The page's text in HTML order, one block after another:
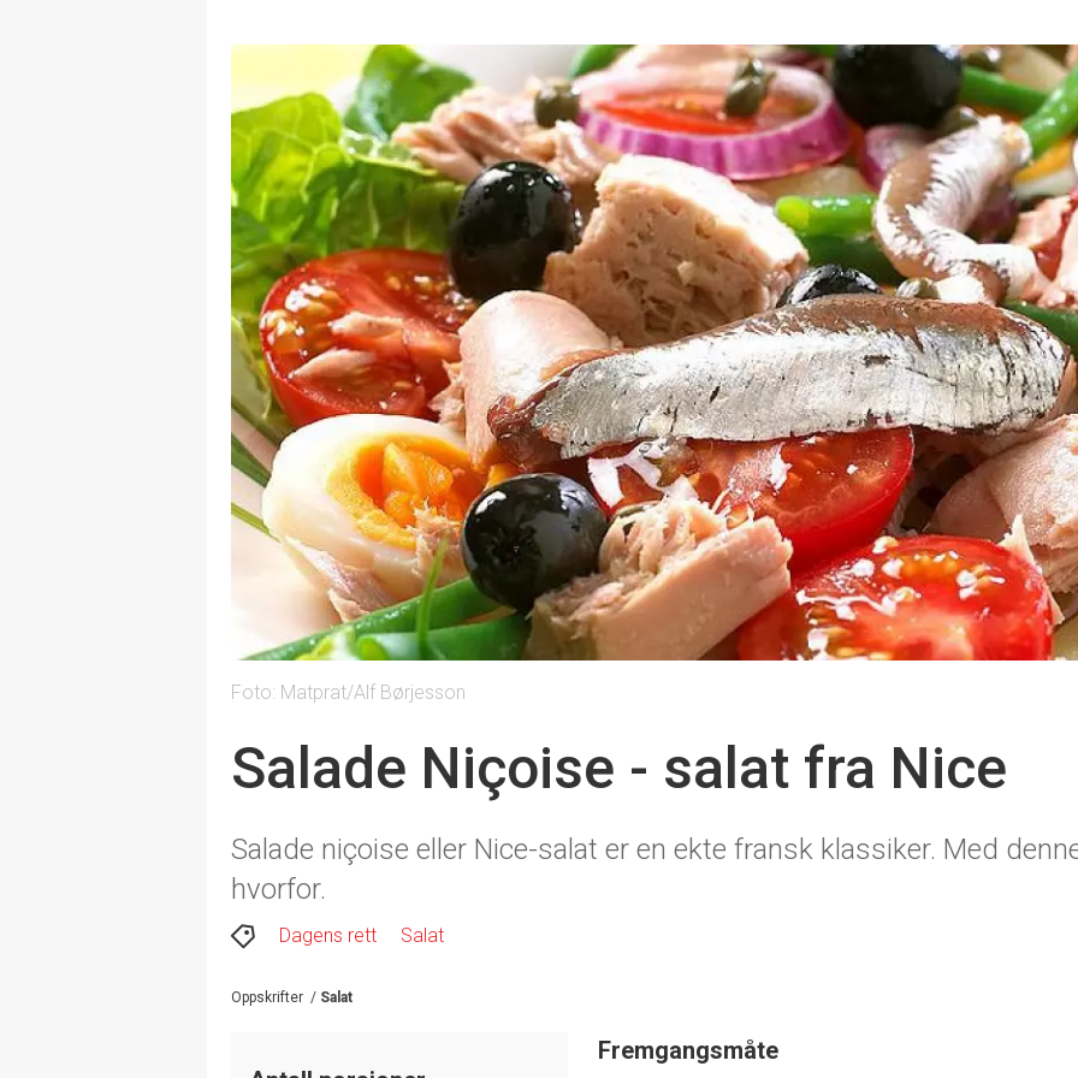
Foto: Matprat/Alf Børjesson
Salade Niçoise - salat fra Nice
Salade niçoise eller Nice-salat er en ekte fransk klassiker. Med
hvorfor.
Dagens rett Salat
Oppskrifter / Salat
Fremgangsmåte